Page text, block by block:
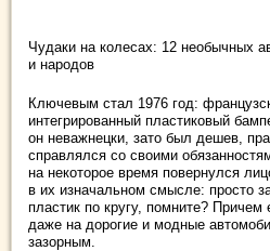
Чудаки на колесах: 12 необычных
и народов
Ключевым стал 1976 год:
интегрированный пластиковый
он неважнецки, зато был дешев,
справлялся со своими
на некоторое время повернулся
в их изначальном смысле: просто
пластик по кругу, помните? Причем
даже на дорогие и модные
зазорным.